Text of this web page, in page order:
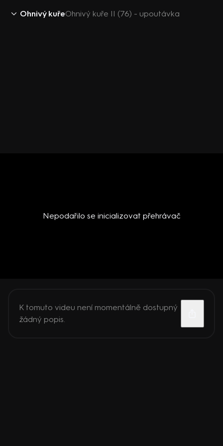
Ohnivý kuřeOhnivý kuře II (76) - upoutávka
Nepodařilo se inicializovat přehrávač
K tomuto videu není momentálně dostupný
žádný popis.